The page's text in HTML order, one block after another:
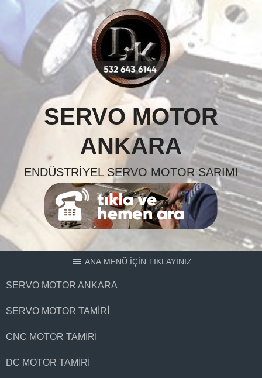
Skip
content
SERVO MOTOR
ANKARA
ENDÜSTRIYEL SERVO MOTOR SARIMI
ANA MENÜ İÇİN TIKLAYINIZ
SERVO MOTOR ANKARA
SERVO MOTOR TAMIRI
CNC MOTOR TAMIRI
DC MOTOR TAMIRI